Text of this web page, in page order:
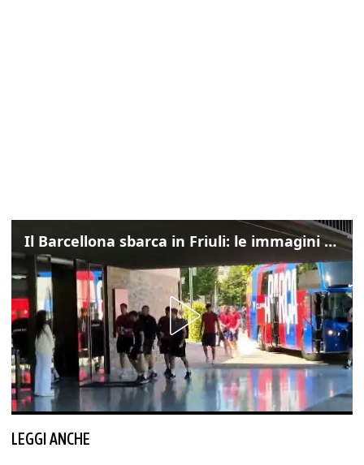
Il Barcellona sbarca in Friuli: le immagini dell'arrivo in albergo
LEGGI ANCHE